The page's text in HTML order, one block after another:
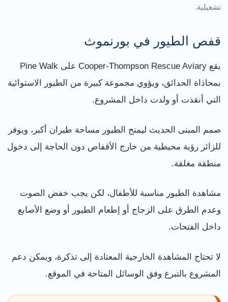
تشغيلية.
قفص الطيور في بورنموث
يقع Cooper-Thompson Rescue Aviary على Pine Walk
بمحاذاة الحدائق، ويؤوي مجموعة كبيرة من الطيور الاستوائية
التي أنقذت أو ولدت داخل المشروع.
صمم المبنى الحديث ليمنح الطيور مساحة طيران أكبر، ويوفر
للزائر رؤية محيطية من خارج الأقفاص دون الحاجة إلى دخول
منطقة مغلقة.
مشاهدة الطيور مناسبة للأطفال، لكن يجب خفض الصوت
وعدم الطرق على الزجاج أو إطعام الطيور أو وضع الأصابع
داخل الفتحات.
لا تحتاج المشاهدة الخارجية المعتادة إلى تذكرة، ويمكن دعم
المشروع بالتبرع وفق الوسائل المتاحة في الموقع.